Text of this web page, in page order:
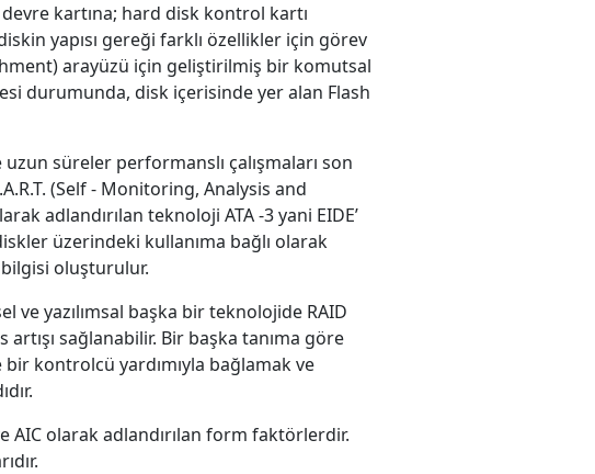
devre kartına; hard disk kontrol kartı
yapısı gereği farklı özellikler için görev
arayüzü için geliştirilmiş bir komutsal
durumunda, disk içerisinde yer alan Flash
süreler performanslı çalışmaları son
(Self - Monitoring, Analysis and
adlandırılan teknoloji ATA -3 yani EIDE’
üzerindeki kullanıma bağlı olarak
bilgisi oluşturulur.
yazılımsal başka bir teknolojide RAID
sağlanabilir. Bir başka tanıma göre
kontrolcü yardımıyla bağlamak ve
AIC olarak adlandırılan form faktörlerdir.